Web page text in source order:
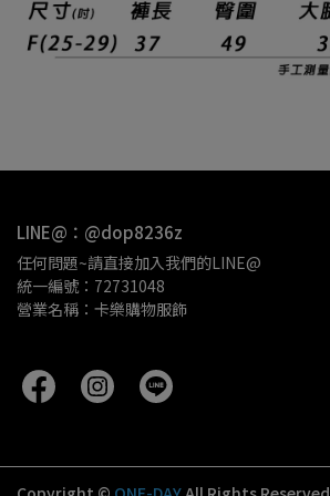
LINE@：@dop8236z
任何問題~請直接加入我們的LINE@
統一編號：72731048
營業名稱：卡樂購物服飾